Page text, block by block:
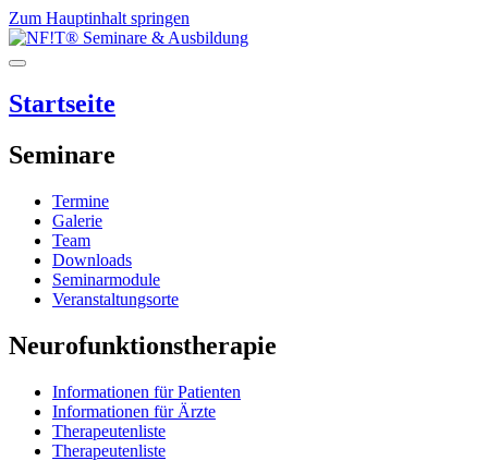
Zum Hauptinhalt springen
Startseite
Seminare
Termine
Galerie
Team
Downloads
Seminarmodule
Veranstaltungsorte
Neurofunktionstherapie
Informationen für Patienten
Informationen für Ärzte
Therapeutenliste
Therapeutenliste